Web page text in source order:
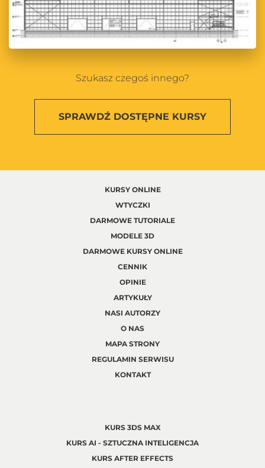
Szukasz czegoś innego?
SPRAWDŹ DOSTĘPNE KURSY
KURSY ONLINE
WTYCZKI
DARMOWE TUTORIALE
MODELE 3D
DARMOWE KURSY ONLINE
CENNIK
OPINIE
ARTYKUŁY
NASI AUTORZY
O NAS
MAPA STRONY
REGULAMIN SERWISU
KONTAKT
KURS 3DS MAX
KURS AI - SZTUCZNA INTELIGENCJA
KURS AFTER EFFECTS